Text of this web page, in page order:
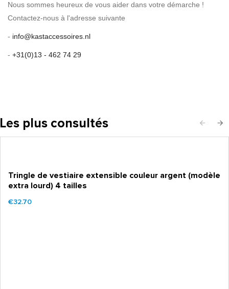
Nous sommes heureux de vous aider dans votre démarche !
Contactez-nous à l'adresse suivante
- info@kastaccessoires.nl
- +31(0)13 - 462 74 29
Les plus consultés
Tringle de vestiaire extensible couleur argent (modèle
extra lourd) 4 tailles
€32.70